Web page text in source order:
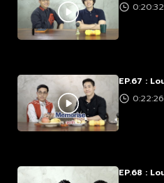
EP.67 :
EP.68 :